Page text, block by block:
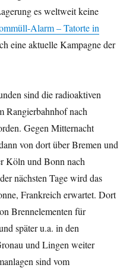
es weltweit keine
Alarm – Tatorte in
eine aktuelle Kampagne der
sind die radioaktiven
Rangierbahnhof nach
Gegen Mitternacht
von dort über Bremen und
Köln und Bonn nach
nächsten Tage wird das
Frankreich erwartet. Dort
Brennelementen für
später u.a. in den
und Lingen weiter
sind vom